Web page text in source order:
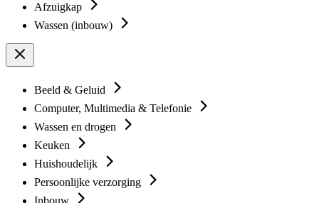
Afzuigkap
Wassen (inbouw)
Beeld & Geluid
Computer, Multimedia & Telefonie
Wassen en drogen
Keuken
Huishoudelijk
Persoonlijke verzorging
Inbouw